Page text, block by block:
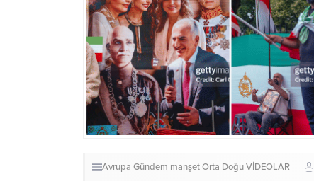
Avrupa Gündem manşetOrta DoğuVİDEOLAR